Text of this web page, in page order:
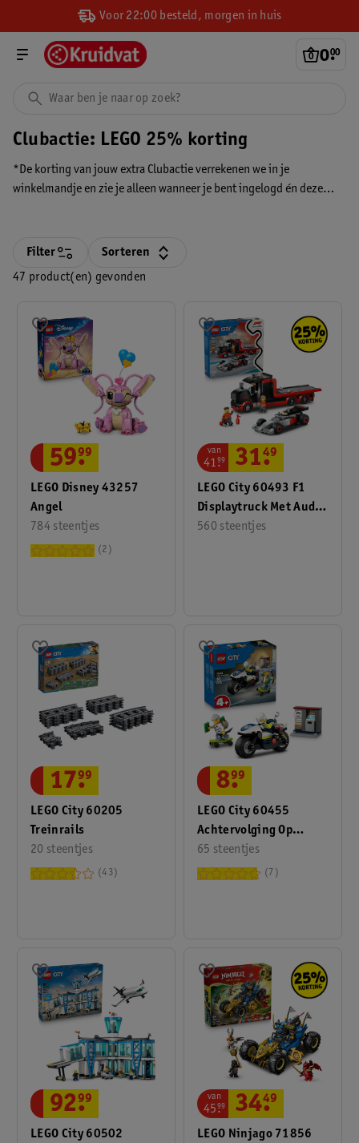
Voor 22:00 besteld, morgen in huis
0.
00
Clubactie: LEGO 25% korting
*De korting van jouw extra Clubactie verrekenen we in je
winkelmandje en zie je alleen wanneer je bent ingelogd én deze
47 product(en) gevonden
Filter Sorteren
LEGO Disney 43257
Angel
784 steentjes
59.
99
2
LEGO City 60493 F1
Displaytruck Met Audi
F1 Racewagen
560 steentjes
van
41.
99 31.
49
LEGO City 60205
Treinrails
20 steentjes
17.
99
43
LEGO City 60455
Achtervolging Op
Politiemotor
65 steentjes
8.
99
7
LEGO City 60502
92.
99
LEGO Ninjago 71856
van
45.
99 34.
49